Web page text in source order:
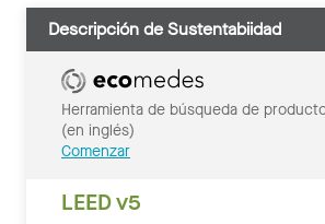
Descripción de Sustentabiidad
Herramienta de búsqueda de
(en inglés)
Comenzar
LEED v5